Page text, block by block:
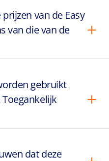
van de Easy
van die van de
gebruikt
dat deze